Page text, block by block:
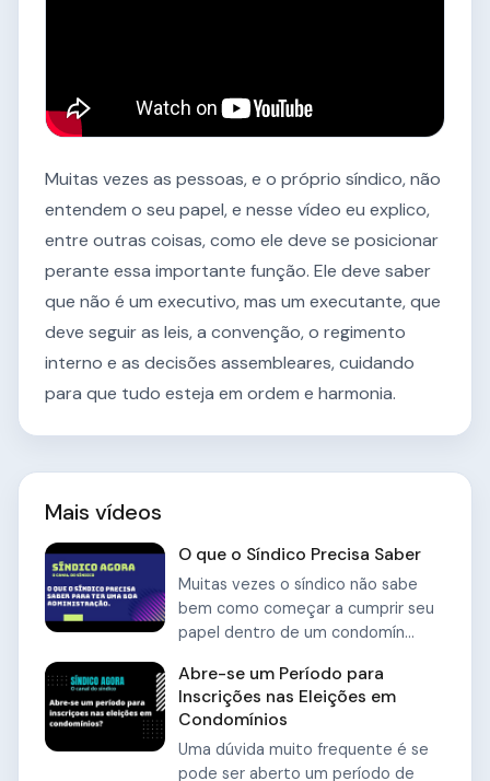
Muitas vezes as pessoas, e o próprio síndico, não
entendem o seu papel, e nesse vídeo eu explico,
entre outras coisas, como ele deve se posicionar
perante essa importante função. Ele deve saber
que não é um executivo, mas um executante, que
deve seguir as leis, a convenção, o regimento
interno e as decisões assembleares, cuidando
para que tudo esteja em ordem e harmonia.
Mais vídeos
O que o Síndico Precisa Saber
Muitas vezes o síndico não sabe
bem como começar a cumprir seu
papel dentro de um condomín...
Abre-se um Período para
Inscrições nas Eleições em
Condomínios
Uma dúvida muito frequente é se
pode ser aberto um período de